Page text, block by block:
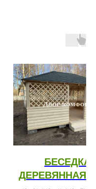
БЕСЕДКА
ДЕРЕВЯННАЯ